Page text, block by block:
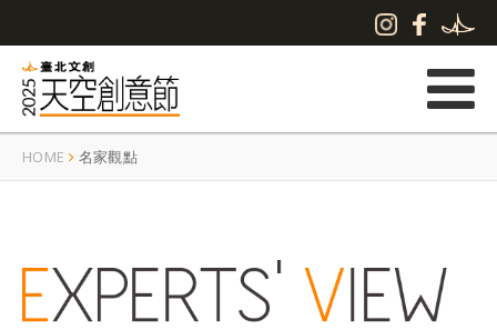
HOME 名家觀點